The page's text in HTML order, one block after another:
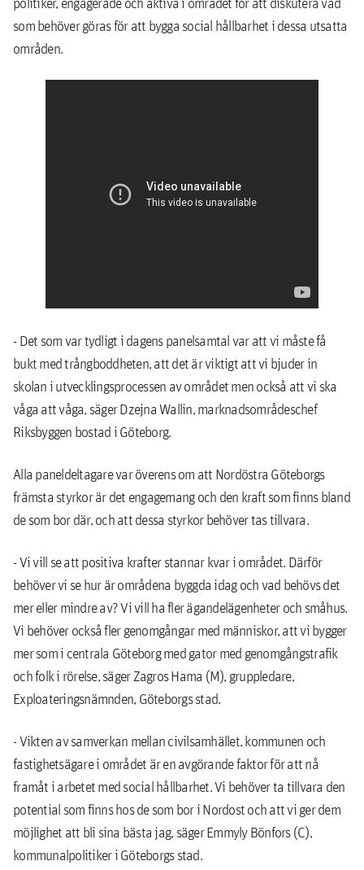
som behöver göras för att bygga social hållbarhet i dessa utsatta
områden.
- Det som var tydligt i dagens panelsamtal var att vi måste få
bukt med trångboddheten, att det är viktigt att vi bjuder in
skolan i utvecklingsprocessen av området men också att vi ska
våga att våga, säger Dzejna Wallin, marknadsområdeschef
Riksbyggen bostad i Göteborg.
Alla paneldeltagare var överens om att Nordöstra Göteborgs
främsta styrkor är det engagemang och den kraft som finns bland
de som bor där, och att dessa styrkor behöver tas tillvara.
- Vi vill se att positiva krafter stannar kvar i området. Därför
behöver vi se hur är områdena byggda idag och vad behövs det
mer eller mindre av? Vi vill ha fler ägandelägenheter och småhus.
Vi behöver också fler genomgångar med människor, att vi bygger
mer som i centrala Göteborg med gator med genomgångstrafik
och folk i rörelse, säger Zagros Hama (M), gruppledare,
Exploateringsnämnden, Göteborgs stad.
- Vikten av samverkan mellan civilsamhället, kommunen och
fastighetsägare i området är en avgörande faktor för att nå
framåt i arbetet med social hållbarhet. Vi behöver ta tillvara den
potential som finns hos de som bor i Nordost och att vi ger dem
möjlighet att bli sina bästa jag, säger Emmyly Bönfors (C),
kommunalpolitiker i Göteborgs stad.